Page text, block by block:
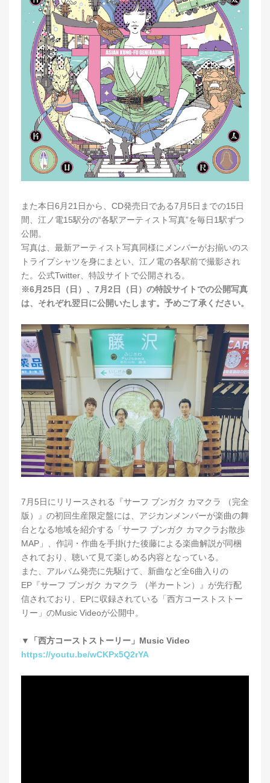
また本日6月21日から、CD発売日である7月5日までの15日
間、江ノ電15駅分の“各駅アーティスト写真”を毎日1駅ずつ
公開。
写真は、最新アーティスト写真同様にメンバーがお揃いのス
トライプシャツを身にまとい、江ノ電の各駅前で撮影され
た。公式Twitter、特設サイトで公開される。
※6月25日（日）、7月2日（日）の特設サイトでの公開写真
は、それぞれ翌日に公開いたします。予めご了承ください。
7月5日にリリースされる『サーフ ブンガク カマクラ （完全
版）』の初回生産限定盤には、アジカンメンバーが楽曲の舞
台となる地域を紹介する「サーフ ブンガク カマクラお散歩
MAP」、作詞・作曲を手掛けた後藤による楽曲解説が同梱
されており、聴いて見て楽しめる内容となっている。
また、アルバム発売に先駆けて、新曲など全6曲入りの
EP『サーフ ブンガク カマクラ （半カートン）』が先行配
信されており、EPに収録されている「西方コーストストー
リー」のMusic Videoが公開中。
▼「西方コーストストーリー」Music Video
https://youtu.be/wCKPx5Q2rYA